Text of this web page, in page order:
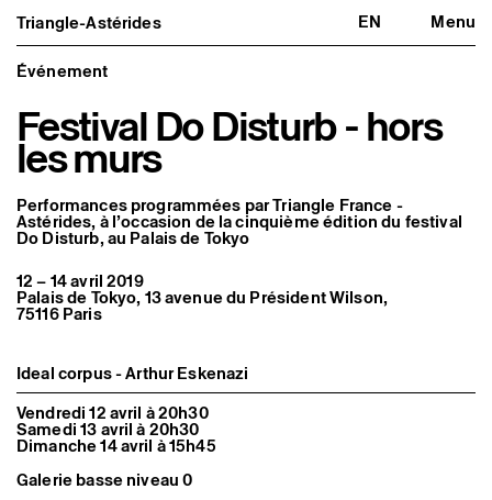
Triangle-Astérides EN Menu
Triangle-Astérides
Centre d’art contemporain
d’intérêt national
et résidence internationale d'artistes
Fermer
Présentation
À propos
Équipe et gouvernance
Formation professionnelle
Adhérer / nous soutenir
Rapports d'activité
Programmation
Agenda : en cours et à venir
Programmation éditoriale
Médiation
Publics associés
Les Nouveaux Commanditaires
Artistes résident·es et associé·es
Résident·es
Événement
Festival Do Disturb - hors
les murs
Performances programmées par Triangle France -
Astérides, à l’occasion de la cinquième édition du festival
Do Disturb, au Palais de Tokyo
12 – 14 avril 2019
Palais de Tokyo, 13 avenue du Président Wilson,
75116 Paris
Ideal corpus - Arthur Eskenazi
Vendredi 12 avril à 20h30
Samedi 13 avril à 20h30
Dimanche 14 avril à 15h45
Galerie basse niveau 0